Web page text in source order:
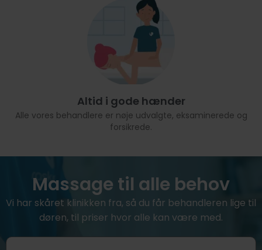
Altid i gode hænder
Alle vores behandlere er nøje udvalgte, eksaminerede og
forsikrede.
Massage til alle behov
Vi har skåret klinikken fra, så du får behandleren lige til
døren, til priser hvor alle kan være med.